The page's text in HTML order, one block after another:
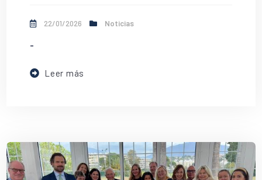
22/01/2026 Noticias
-
Leer más